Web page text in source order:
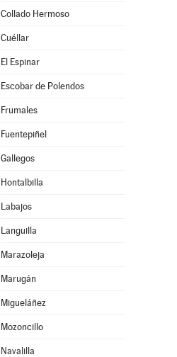
Collado Hermoso
Cuéllar
El Espinar
Escobar de Polendos
Frumales
Fuentepiñel
Gallegos
Hontalbilla
Labajos
Languilla
Marazoleja
Marugán
Migueláñez
Mozoncillo
Navalilla